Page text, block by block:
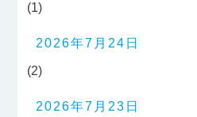
(1)
2026年7月24日
(2)
2026年7月23日